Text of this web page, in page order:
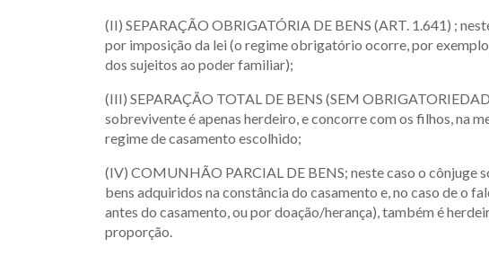
(II) SEPARAÇÃO OBRIGATÓRIA DE BENS (ART. 1.641) ;
por imposição da lei (o regime obrigatório ocorre, por
dos sujeitos ao poder familiar);
(III) SEPARAÇÃO TOTAL DE BENS (SEM
sobrevivente é apenas herdeiro, e concorre com os filhos, na
regime de casamento escolhido;
(IV) COMUNHÃO PARCIAL DE BENS; neste caso o cônjuge
bens adquiridos na constância do casamento e, no caso de o
antes do casamento, ou por doação/herança), também é
proporção.